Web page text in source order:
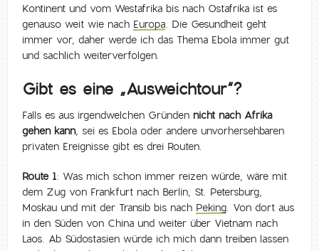
Kontinent und vom Westafrika bis nach Ostafrika ist es
genauso weit wie nach Europa. Die Gesundheit geht
immer vor, daher werde ich das Thema Ebola immer gut
und sachlich weiterverfolgen.
Gibt es eine „Ausweichtour“?
Falls es aus irgendwelchen Gründen nicht nach Afrika
gehen kann, sei es Ebola oder andere unvorhersehbaren
privaten Ereignisse gibt es drei Routen.
Route 1: Was mich schon immer reizen würde, wäre mit
dem Zug von Frankfurt nach Berlin, St. Petersburg,
Moskau und mit der Transib bis nach Peking. Von dort aus
in den Süden von China und weiter über Vietnam nach
Laos. Ab Südostasien würde ich mich dann treiben lassen